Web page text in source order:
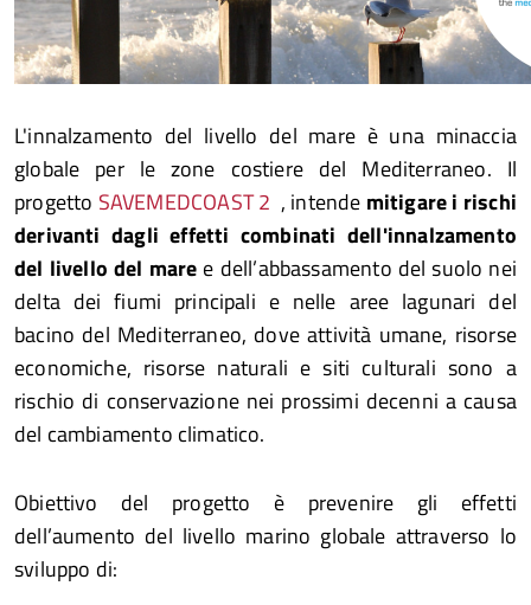
L'innalzamento del livello del mare è una minaccia
globale per le zone costiere del Mediterraneo. Il
progetto SAVEMEDCOAST 2 , intende mitigare i rischi
derivanti dagli effetti combinati dell'innalzamento
del livello del mare e dell’abbassamento del suolo nei
delta dei fiumi principali e nelle aree lagunari del
bacino del Mediterraneo, dove attività umane, risorse
economiche, risorse naturali e siti culturali sono a
rischio di conservazione nei prossimi decenni a causa
del cambiamento climatico.
Obiettivo del progetto è prevenire gli effetti
dell’aumento del livello marino globale attraverso lo
sviluppo di: